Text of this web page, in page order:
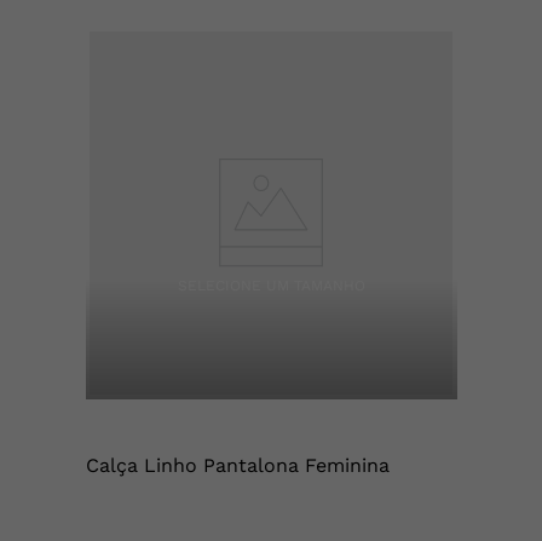
Calça Linho Pantalona Feminina